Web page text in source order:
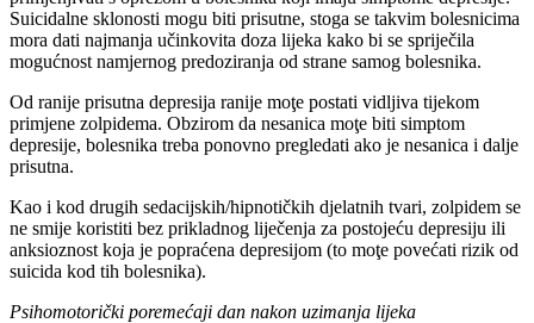
Suicidalne sklonosti mogu biti prisutne, stoga se takvim bolesnicima
mora dati najmanja učinkovita doza lijeka kako bi se spriječila
mogućnost namjernog predoziranja od strane samog bolesnika.
Od ranije prisutna depresija ranije moţe postati vidljiva tijekom
primjene zolpidema. Obzirom da nesanica moţe biti simptom
depresije, bolesnika treba ponovno pregledati ako je nesanica i dalje
prisutna.
Kao i kod drugih sedacijskih/hipnotičkih djelatnih tvari, zolpidem se
ne smije koristiti bez prikladnog liječenja za postojeću depresiju ili
anksioznost koja je popraćena depresijom (to moţe povećati rizik od
suicida kod tih bolesnika).
Psihomotorički poremećaji dan nakon uzimanja lijeka